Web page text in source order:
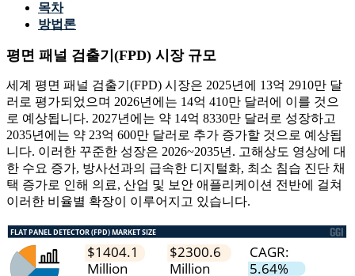
목차
방법론
평면 패널 검출기(FPD) 시장 규모
세계 평면 패널 검출기(FPD) 시장은 2025년에 13억 2910만 달
러로 평가되었으며 2026년에는 14억 410만 달러에 이를 것으
로 예상됩니다. 2027년에는 약 14억 8330만 달러로 성장하고
2035년에는 약 23억 600만 달러로 추가 증가할 것으로 예상됩
니다. 이러한 꾸준한 성장은 2026~2035년. 고해상도 영상에 대
한 수요 증가, 방사선과의 급속한 디지털화, 최소 침습 진단 채
택 증가로 인해 의료, 산업 및 보안 애플리케이션 전반에 걸쳐
이러한 비율별 확장이 이루어지고 있습니다.